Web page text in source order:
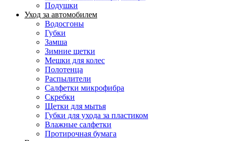
Подушки
Уход за автомобилем
Водосгоны
Губки
Замша
Зимние щетки
Мешки для колес
Полотенца
Распылители
Салфетки микрофибра
Скребки
Щетки для мытья
Губки для ухода за пластиком
Влажные салфетки
Протирочная бумага